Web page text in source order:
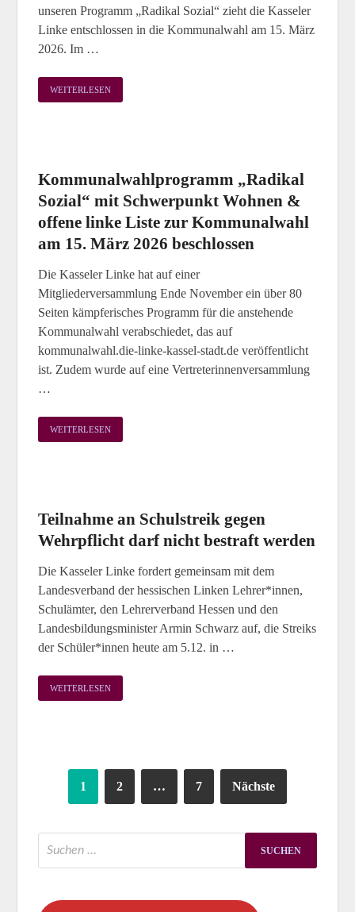
unseren Programm „Radikal Sozial“ zieht die Kasseler
Linke entschlossen in die Kommunalwahl am 15. März
2026. Im …
WEITERLESEN
Kommunalwahlprogramm „Radikal
Sozial“ mit Schwerpunkt Wohnen &
offene linke Liste zur Kommunalwahl
am 15. März 2026 beschlossen
Die Kasseler Linke hat auf einer
Mitgliederversammlung Ende November ein über 80
Seiten kämpferisches Programm für die anstehende
Kommunalwahl verabschiedet, das auf
kommunalwahl.die-linke-kassel-stadt.de veröffentlicht
ist. Zudem wurde auf eine Vertreterinnenversammlung
…
WEITERLESEN
Teilnahme an Schulstreik gegen
Wehrpflicht darf nicht bestraft werden
Die Kasseler Linke fordert gemeinsam mit dem
Landesverband der hessischen Linken Lehrer*innen,
Schulämter, den Lehrerverband Hessen und den
Landesbildungsminister Armin Schwarz auf, die Streiks
der Schüler*innen heute am 5.12. in …
WEITERLESEN
1 2 … 7 Nächste